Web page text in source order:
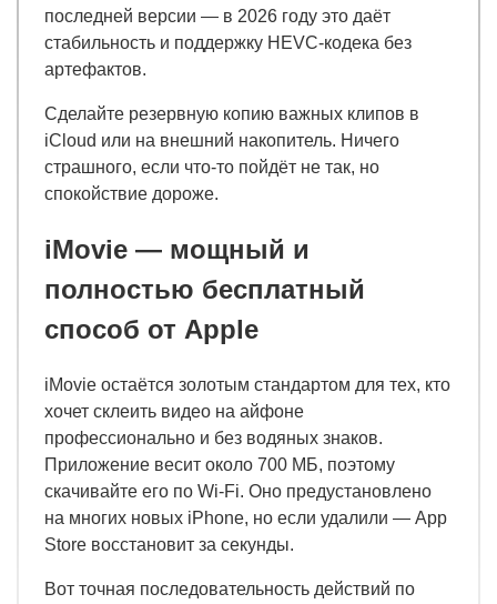
последней версии — в 2026 году это даёт
стабильность и поддержку HEVC-кодека без
артефактов.
Сделайте резервную копию важных клипов в
iCloud или на внешний накопитель. Ничего
страшного, если что-то пойдёт не так, но
спокойствие дороже.
iMovie — мощный и
полностью бесплатный
способ от Apple
iMovie остаётся золотым стандартом для тех, кто
хочет склеить видео на айфоне
профессионально и без водяных знаков.
Приложение весит около 700 МБ, поэтому
скачивайте его по Wi-Fi. Оно предустановлено
на многих новых iPhone, но если удалили — App
Store восстановит за секунды.
Вот точная последовательность действий по